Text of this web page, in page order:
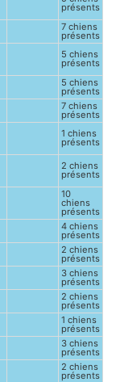
présents
7 chiens
présents
5 chiens
présents
5 chiens
présents
7 chiens
présents
1 chiens
présents
2 chiens
présents
10
chiens
présents
4 chiens
présents
2 chiens
présents
3 chiens
présents
2 chiens
présents
1 chiens
présents
3 chiens
présents
2 chiens
présents